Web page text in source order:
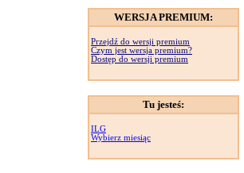
WERSJA PREMIUM:
Przejdź do wersji premium
Czym jest wersja premium?
Dostęp do wersji premium
Tu jesteś:
ILG
Wybierz miesiąc